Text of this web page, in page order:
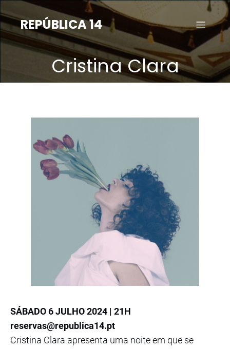
para
o
conteúdoREPÚBLICA 14
Cristina Clara
SÁBADO 6 JULHO 2024 | 21H
reservas@republica14.pt
Cristina Clara apresenta uma noite em que se